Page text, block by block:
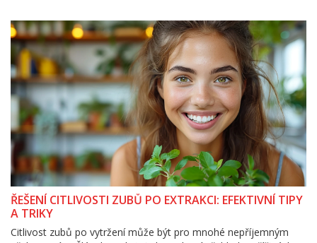
ŘEŠENÍ CITLIVOSTI ZUBŮ PO EXTRAKCI: EFEKTIVNÍ TIPY
A TRIKY
Citlivost zubů po vytržení může být pro mnohé nepříjemným